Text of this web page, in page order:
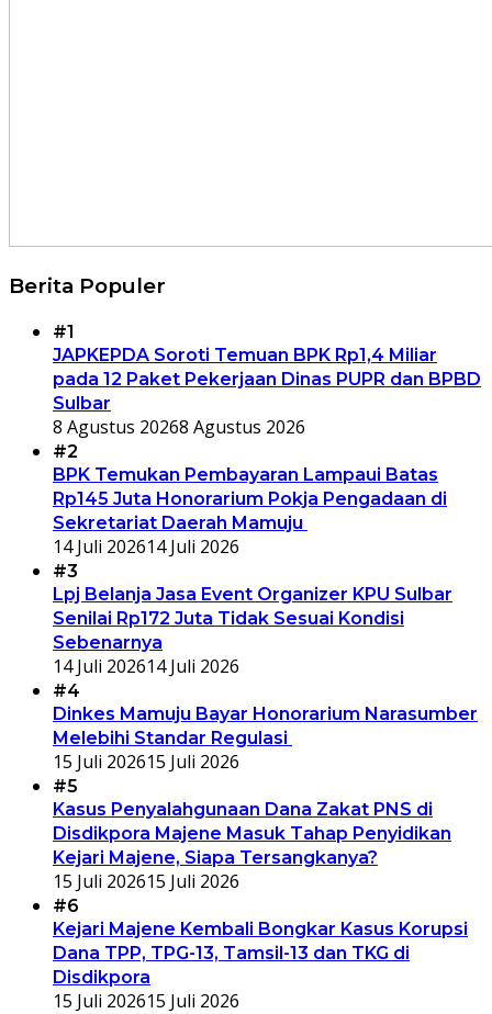
Berita Populer
#1
JAPKEPDA Soroti Temuan BPK Rp1,4 Miliar
pada 12 Paket Pekerjaan Dinas PUPR dan BPBD
Sulbar
8 Agustus 20268 Agustus 2026
#2
BPK Temukan Pembayaran Lampaui Batas
Rp145 Juta Honorarium Pokja Pengadaan di
Sekretariat Daerah Mamuju
14 Juli 202614 Juli 2026
#3
Lpj Belanja Jasa Event Organizer KPU Sulbar
Senilai Rp172 Juta Tidak Sesuai Kondisi
Sebenarnya
14 Juli 202614 Juli 2026
#4
Dinkes Mamuju Bayar Honorarium Narasumber
Melebihi Standar Regulasi
15 Juli 202615 Juli 2026
#5
Kasus Penyalahgunaan Dana Zakat PNS di
Disdikpora Majene Masuk Tahap Penyidikan
Kejari Majene, Siapa Tersangkanya?
15 Juli 202615 Juli 2026
#6
Kejari Majene Kembali Bongkar Kasus Korupsi
Dana TPP, TPG-13, Tamsil-13 dan TKG di
Disdikpora
15 Juli 202615 Juli 2026